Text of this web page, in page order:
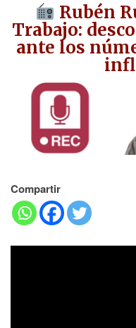
Rubén
Trabajo:
ante los
Compartir